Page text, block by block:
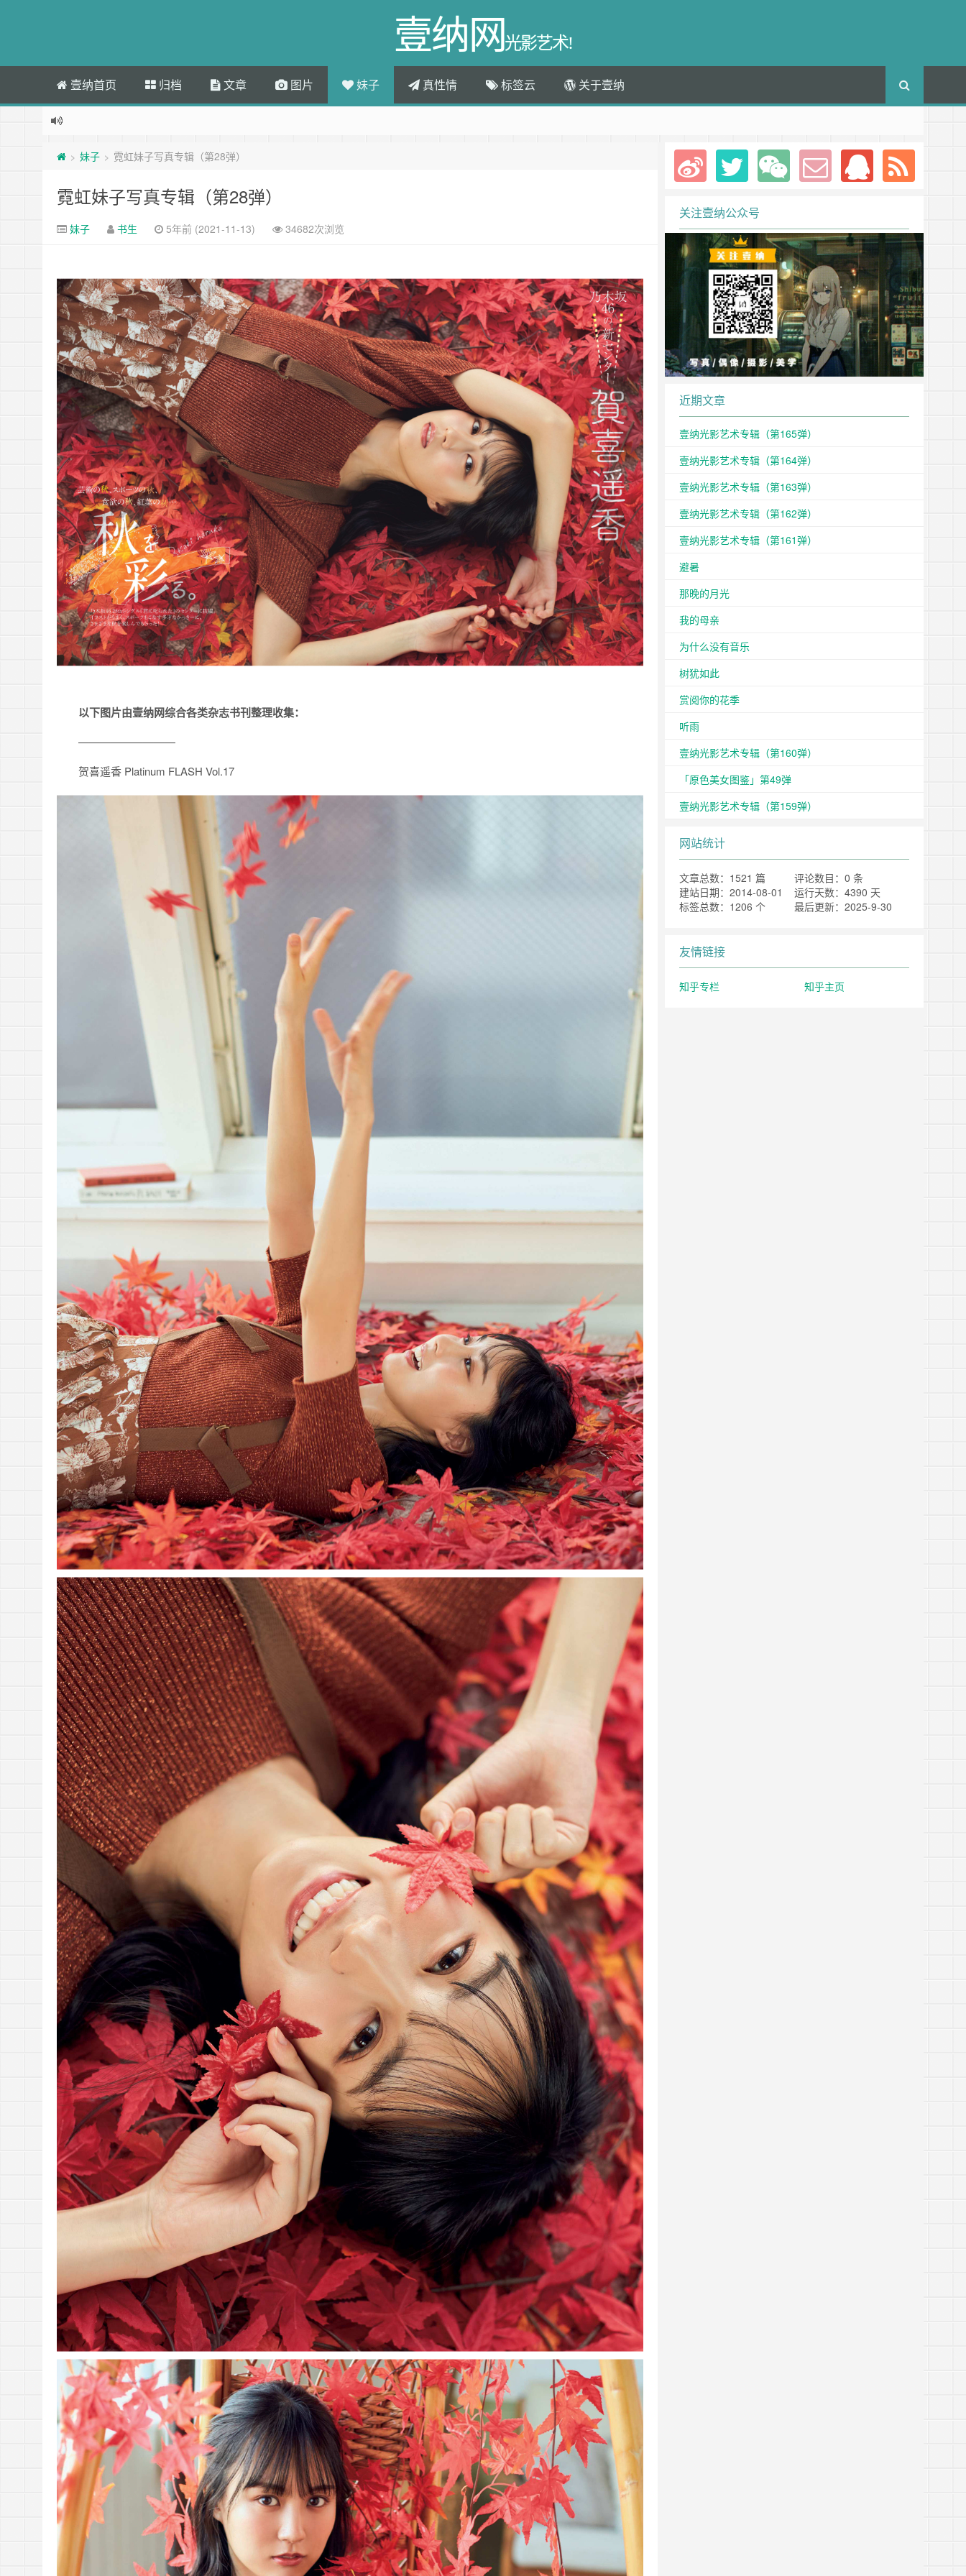
壹纳网光影艺术!
壹纳首页 归档 文章 图片 妹子 真性情 标签云 关于壹纳
> 妹子 > 霓虹妹子写真专辑（第28弹）
霓虹妹子写真专辑（第28弹）
妹子 书生 5年前 (2021-11-13) 34682次浏览
以下图片由壹纳网综合各类杂志书刊整理收集：
—————————
贺喜遥香 Platinum FLASH Vol.17
关注壹纳公众号
近期文章
壹纳光影艺术专辑（第165弹）
壹纳光影艺术专辑（第164弹）
壹纳光影艺术专辑（第163弹）
壹纳光影艺术专辑（第162弹）
壹纳光影艺术专辑（第161弹）
避暑
那晚的月光
我的母亲
为什么没有音乐
树犹如此
赏阅你的花季
听雨
壹纳光影艺术专辑（第160弹）
「原色美女图鉴」第49弹
壹纳光影艺术专辑（第159弹）
网站统计
文章总数：1521 篇
评论数目：0 条
建站日期：2014-08-01
运行天数：4390 天
标签总数：1206 个
最后更新：2025-9-30
友情链接
知乎专栏 知乎主页